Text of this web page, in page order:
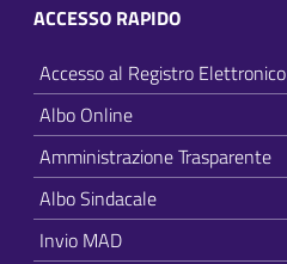
ACCESSO RAPIDO
Accesso al Registro Elettronico
Albo Online
Amministrazione Trasparente
Albo Sindacale
Invio MAD